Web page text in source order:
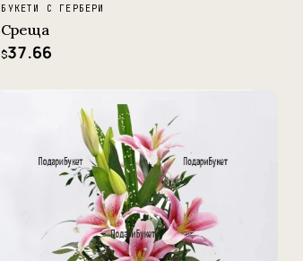
БУКЕТИ С ГЕРБЕРИ
Среща
$37.66